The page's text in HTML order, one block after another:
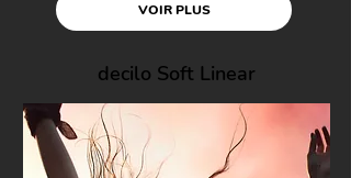
VOIR PLUS
decilo Soft Linear